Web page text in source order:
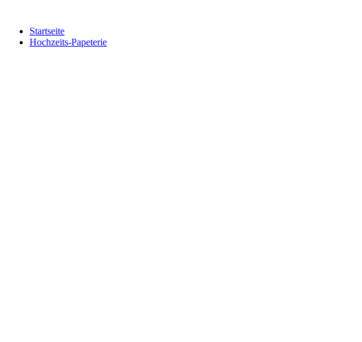
springenStartseite
Hochzeits-Papeterie